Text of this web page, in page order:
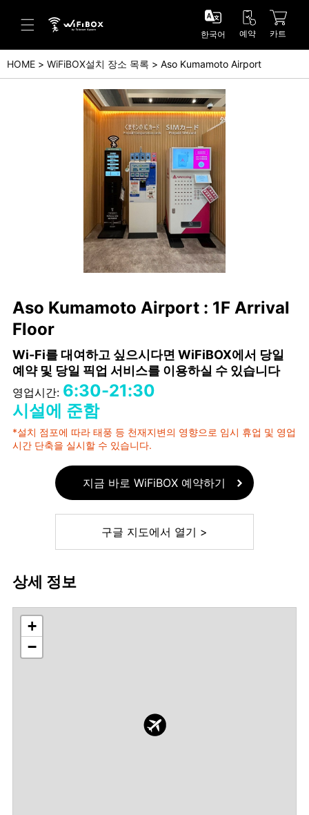
고객 센터 (Japanese)
고객 센터 (English)
문의 (Japanse)
한국어 예약 카트
HOME WiFiBOX설치 장소 목록 Aso Kumamoto Airport
Aso Kumamoto Airport : 1F Arrival
Floor
Wi-Fi를 대여하고 싶으시다면 WiFiBOX에서 당일
예약 및 당일 픽업 서비스를 이용하실 수 있습니다
영업시간: 6:30-21:30
시설에 준함
*설치 점포에 따라 태풍 등 천재지변의 영향으로 임시 휴업 및 영업
시간 단축을 실시할 수 있습니다.
지금 바로 WiFiBOX 예약하기
구글 지도에서 열기 >
상세 정보
+
−